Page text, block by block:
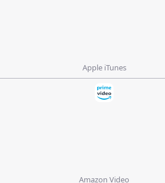
Apple iTunes
Amazon Video